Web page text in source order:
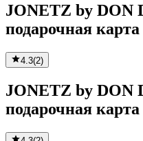
JONETZ by DON
подарочная карта
4.3(2)
JONETZ by DON
подарочная карта